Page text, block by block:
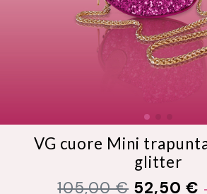
VG cuore Mini
glitter
105,00 € 52,50 €